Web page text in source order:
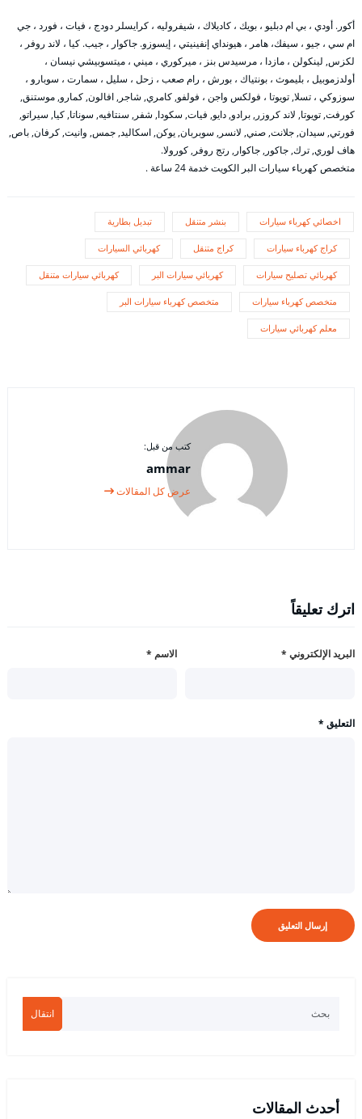
أكور. أودي ، بي ام دبليو ، بويك ، كاديلاك ، شيفروليه ، كرايسلر دودج ، فيات ، فورد ، جي
ام سي ، جيو ، سيفك، هامر ، هيونداي إنفينيتي ، إيسوزو. جاكوار ، جيب. كيا ، لاند روفر ،
لكزس, لينكولن ، مازدا ، مرسيدس بنز ، ميركوري ، ميني ، ميتسوبيشي نيسان ،
أولدزموبيل ، بليموث ، بونتياك ، بورش ، رام صعب ، زحل ، سليل ، سمارت ، سوبارو ،
سوزوكي ، تسلا, تويوتا ، فولكس واجن ، فولفو, كامري, شاجر, افالون, كمارو, موستنق,
كورفت, تويوتا, لاند كروزر, برادو, دايو, فيات, سكودا, شفر, سنتافيه, سوناتا, كيا, سيراتو,
فورتي, سيدان, جلانت, صني, لانسر, سوبربان, يوكن, اسكاليد, جمس, وانيت, كرفان, باص,
هاف لوري, ترك, جاكور, جاكوار, رتج روفر, كورولا.
متخصص كهرباء سيارات البر الكويت خدمة 24 ساعة .
اخصائي كهرباء سيارات بنشر متنقل تبديل بطارية
كراج كهرباء سيارات كراج متنقل كهربائي السيارات
كهربائي تصليح سيارات كهربائي سيارات البر كهربائي سيارات متنقل
متخصص كهرباء سيارات متخصص كهرباء سيارات البر
معلم كهربائي سيارات
كتب من قبل:
ammar
عرض كل المقالات
اترك تعليقاً
الاسم * البريد الإلكتروني *
التعليق *
انتقال
أحدث المقالات